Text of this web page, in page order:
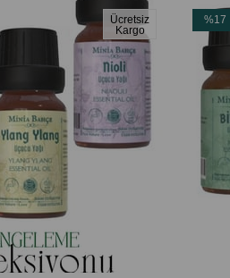
Ücretsiz
Kargo
%17
İndirim